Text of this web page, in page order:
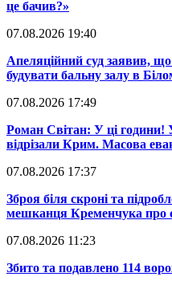
це бачив?»
07.08.2026 19:40
​Апеляційний суд заявив,
будувати бальну залу в
07.08.2026 17:49
​Роман Світан: У ці години!
відрізали Крим. Масова
07.08.2026 17:37
​Зброя біля скроні та
мешканця Кременчука про
07.08.2026 11:23
​Збито та подавлено 114